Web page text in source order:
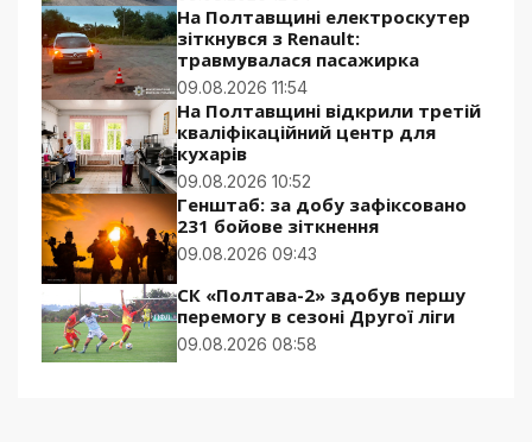
На Полтавщині електроскутер
зіткнувся з Renault:
травмувалася пасажирка
09.08.2026 11:54
На Полтавщині відкрили третій
кваліфікаційний центр для
кухарів
09.08.2026 10:52
Генштаб: за добу зафіксовано
231 бойове зіткнення
09.08.2026 09:43
СК «Полтава-2» здобув першу
перемогу в сезоні Другої ліги
09.08.2026 08:58